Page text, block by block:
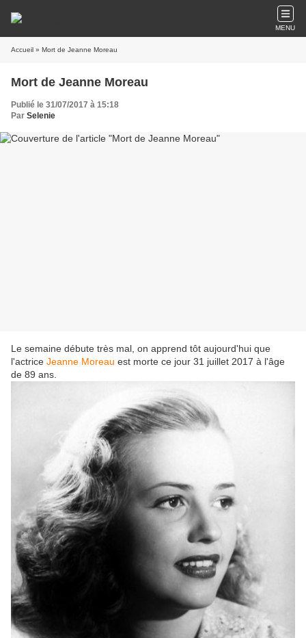
MENU
Accueil » Mort de Jeanne Moreau
Mort de Jeanne Moreau
Publié le 31/07/2017 à 15:18
Par Selenie
Le semaine débute très mal, on apprend tôt aujourd'hui que
l'actrice Jeanne Moreau est morte ce jour 31 juillet 2017 à l'âge
de 89 ans.